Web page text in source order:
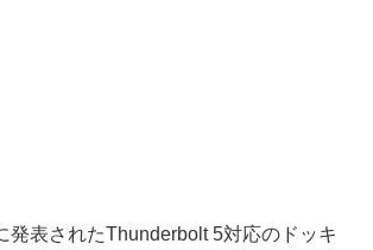
発表されたThunderbolt 5対応のドッキ